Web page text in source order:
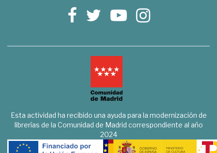
Esta actividad ha recibido una ayuda para la modernización de
librerías de la Comunidad de Madrid correspondiente al año
2024